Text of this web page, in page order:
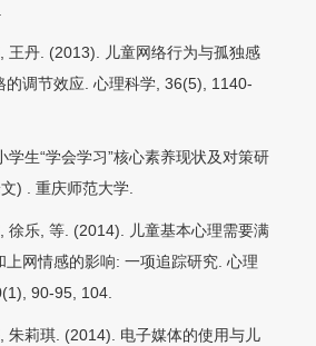
王丹. (2013). 儿童网络行为与孤独感
调节效应. 心理科学, 36(5), 1140-
学生“学会学习”核心素养现状及对策研
) . 重庆师范大学.
徐乐, 等. (2014). 儿童基本心理需要满
上网情感的影响: 一项追踪研究. 心理
(1), 90-95, 104.
朱莉琪. (2014). 电子媒体的使用与儿